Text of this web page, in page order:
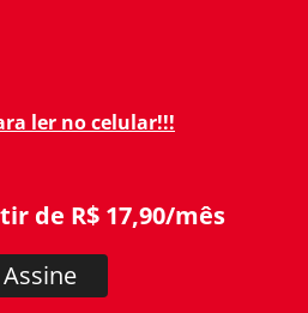
ler no celular!!!
de R$ 17,90/mês
Assine